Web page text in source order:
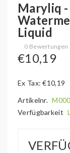
Maryliq
Liquid
0 Bewertungen
€10,19
Ex Tax: €10,19
Artikelnr.
Verfügbarkeit